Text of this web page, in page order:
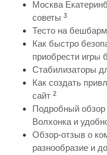
Москва
советы 3
Тесто на
Как быстро
приобрести игры
Стабилизаторы
Как создать
сайт 2
Подробный обзор
Волхонка и
Обзор-отзыв о
разнообразие и